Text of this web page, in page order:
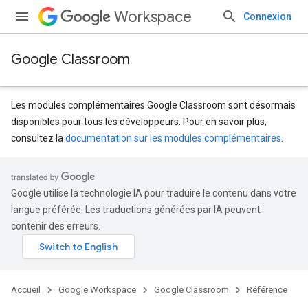
Workspace Connexion
Google Classroom
Les modules complémentaires Google Classroom sont désormais
disponibles pour tous les développeurs. Pour en savoir plus,
consultez la documentation sur les modules complémentaires
Google utilise la technologie IA pour traduire le contenu dans votre
langue préférée. Les traductions générées par IA peuvent
contenir des erreurs.
Accueil Google Workspace Google Classroom Référence